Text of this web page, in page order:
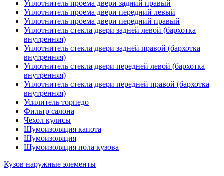
Уплотнитель проема двери задний правый
Уплотнитель проема двери передний левый
Уплотнитель проема двери передний правый
Уплотнитель стекла двери задней левой (бархотка
внутренняя)
Уплотнитель стекла двери задней правой (бархотка
внутренняя)
Уплотнитель стекла двери передней левой (бархотка
внутренняя)
Уплотнитель стекла двери передней правой (бархотка
внутренняя)
Усилитель торпедо
Фильтр салона
Чехол кулисы
Шумоизоляция капота
Шумоизоляция
Шумоизоляция пола кузова
Кузов наружные элементы